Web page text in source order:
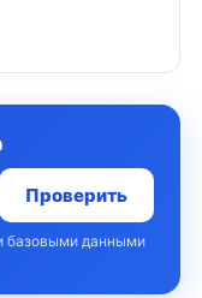
Проверить
базовыми данными